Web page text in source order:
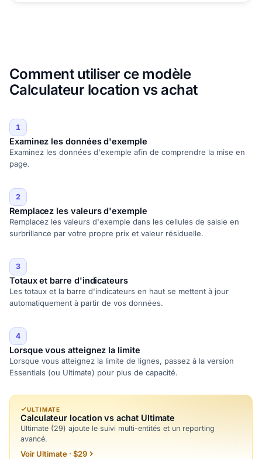
Comment utiliser ce modèle
Calculateur location vs achat
1
Examinez les données d'exemple
Examinez les données d'exemple afin de comprendre la mise en
page.
2
Remplacez les valeurs d'exemple
Remplacez les valeurs d'exemple dans les cellules de saisie en
surbrillance par votre propre prix et valeur résiduelle.
3
Totaux et barre d'indicateurs
Les totaux et la barre d'indicateurs en haut se mettent à jour
automatiquement à partir de vos données.
4
Lorsque vous atteignez la limite
Lorsque vous atteignez la limite de lignes, passez à la version
Essentials (ou Ultimate) pour plus de capacité.
ULTIMATE
Calculateur location vs achat Ultimate
Ultimate (29) ajoute le suivi multi-entités et un reporting
avancé.
Voir Ultimate · $29